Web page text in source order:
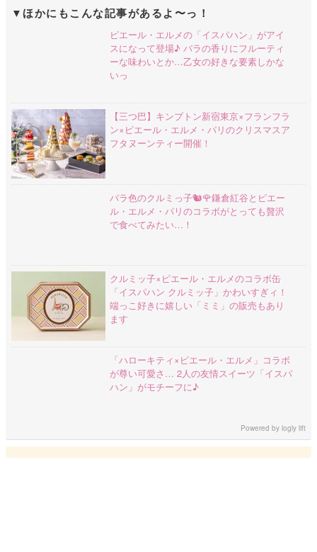
ほかにもこんな記事があるよ〜っ！
ピエール・エルメの「イスパハン」がアイ
スになって登場♪ バラの香りにフルーティ
ーな味わいとか…乙女の好きな要素しかな
いっ
【三つ巴】キンプトン新宿東京×フランフラ
ン×ピエール・エルメ・パリのクリスマスア
フタヌーンティー開催！
バラ色のクルミっ子🐿️🌹鎌倉紅谷とピエー
ル・エルメ・パリのコラボがとっても贅沢
で食べてみたい…！
クルミッ子×ピエール・エルメのコラボ缶
「イスパハン クルミッ子」かわいすぎィ！
端っこ好きに嬉しい「ミミ」の販売もあり
ます
「ハローキティ×ピエール・エルメ」コラボ
が尊い可愛さ… 2人の友情スイーツ「イスパ
ハン」がモチーフに♪
Powered bylogly lift